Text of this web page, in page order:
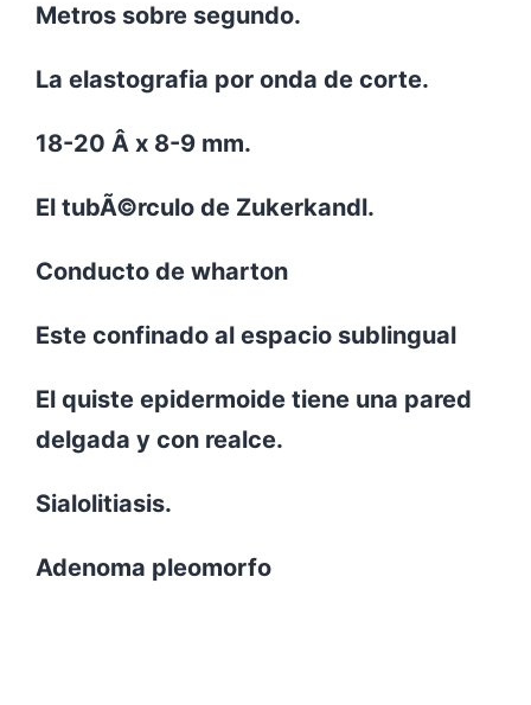
Metros sobre segundo.
La elastografia por onda de corte.
18-20 Â x 8-9 mm.
El tubÃ©rculo de Zukerkandl.
Conducto de wharton
Este confinado al espacio sublingual
El quiste epidermoide tiene una pared
delgada y con realce.
Sialolitiasis.
Adenoma pleomorfo